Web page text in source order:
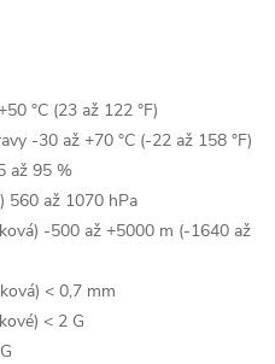
°C (23 až 122 °F)
-30 až +70 °C (-22 až 158 °F)
až 95 %
560 až 1070 hPa
-500 až +5000 m (-1640 až
< 0,7 mm
< 2 G
chaterimo